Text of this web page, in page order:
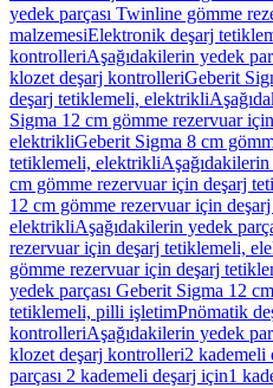
yedek parçası Twinline gömme
malzemesiElektronik deşarj
kontrolleriAşağıdakilerin yedek
klozet deşarj kontrolleriGeberit
deşarj tetiklemeli, elektrikli
Sigma 12 cm gömme rezervuar
elektrikliGeberit Sigma 8 cm
tetiklemeli, elektrikli
cm gömme rezervuar için deşarj
12 cm gömme rezervuar için
elektrikliAşağıdakilerin yedek
rezervuar için deşarj tetiklemeli,
gömme rezervuar için deşarj
yedek parçası Geberit Sigma 12
tetiklemeli, pilli işletimPnömatik
kontrolleriAşağıdakilerin yedek
klozet deşarj kontrolleri2 kademeli
parçası 2 kademeli deşarj için1